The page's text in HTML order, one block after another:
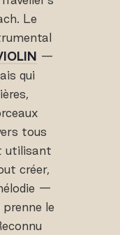
Le
—
qui
tous
utilisant
créer,
—
prenne le